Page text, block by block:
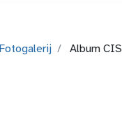
Fotogalerij Album